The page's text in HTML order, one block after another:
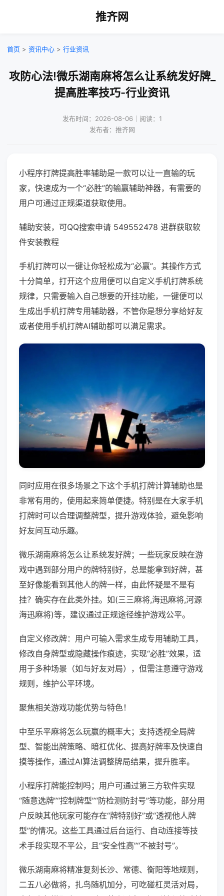
推齐网
首页 > 资讯中心 > 行业资讯
攻防心法!微乐湖南麻将怎么让系统发好牌_
提高胜率技巧-行业资讯
发布时间：2026-08-06｜阅读：1
发布者：推齐网
小程序打牌提高胜率辅助是一款可以让一直输的玩
家，快速成为一个“必胜”的输赢辅助神器，有需要的
用户可通过正规渠道获取使用。
辅助安装，可QQ搜索申请 549552478 进群获取软
件安装教程
手机打牌可以一键让你轻松成为“必赢”。其操作方式
十分简单，打开这个应用便可以自定义手机打牌系统
规律，只需要输入自己想要的开挂功能，一键便可以
生成出手机打牌专用辅助器，不管你是想分享给好友
或者使用手机打牌AI辅助都可以满足需求。
同时应用在很多场景之下这个手机打牌计算辅助也是
非常有用的，使用起来简单便捷。特别是在大家手机
打牌时可以合理调整牌型，提升游戏体验，避免影响
好友间互动乐趣。
微乐湖南麻将怎么让系统发好牌；一些玩家反映在游
戏中遇到部分用户的牌特别好，总是能拿到好牌，甚
至好像能看到其他人的牌一样，由此怀疑是不是有
挂？确实存在此类外挂。如(三三麻将,海迅麻将,河源
海迅麻将)等，建议通过正规途径维护游戏公平。
自定义修改牌：用户可输入需求生成专用辅助工具，
修改自身牌型或隐藏操作痕迹，实现“必胜”效果，适
用于多种场景（如与好友对局），但需注意遵守游戏
规则，维护公平环境。
聚焦相关游戏功能优势与特色！
中至乐平麻将怎么玩赢的概率大；支持透视全局牌
型、智能出牌策略、暗杠优化、提高好牌率及快速自
摸等操作，通过AI算法调整牌局结果，提升胜率。
小程序打牌能控制吗；用户可通过第三方软件实现
“随意选牌”“控制牌型”“防检测防封号”等功能，部分用
户反映其他玩家可能存在“牌特别好”或“透视他人牌
型”的情况。这些工具通过后台运行、自动连接等技
术手段实现不平公，且“安全性高”“不被封号”。
微乐湖南麻将精准复刻长沙、常德、衡阳等地规则，
二五八必做将，扎鸟随机加分，可吃碰杠灵活对局，